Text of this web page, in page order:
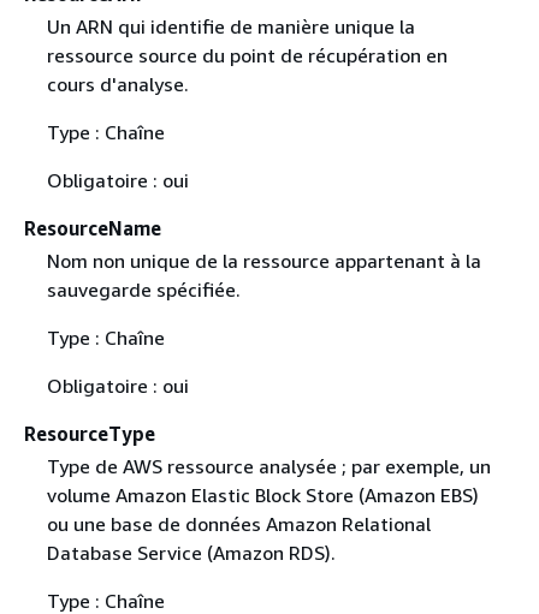
Un ARN qui identifie de manière unique la
ressource source du point de récupération en
cours d'analyse.
Type : Chaîne
Obligatoire : oui
ResourceName
Nom non unique de la ressource appartenant à la
sauvegarde spécifiée.
Type : Chaîne
Obligatoire : oui
ResourceType
Type de AWS ressource analysée ; par exemple, un
volume Amazon Elastic Block Store (Amazon EBS)
ou une base de données Amazon Relational
Database Service (Amazon RDS).
Type : Chaîne